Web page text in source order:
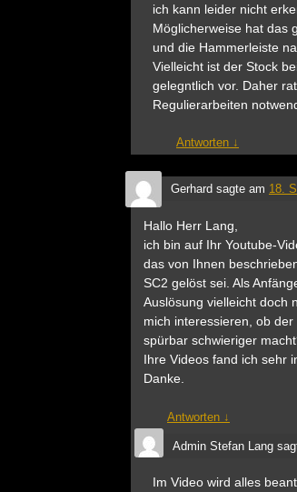
ich kann leider nicht
Möglicherweise hat das
und die Hammerleiste
Vielleicht ist der Stock
gelegntlich vor. Daher
Regulierarbeiten
Antworten ↓
Gerhard sagte am 18.
Hallo Herr Lang,
ich bin auf Ihr Youtube-
das von Ihnen
SC2 gelöst sei. Als
Auslösung vielleicht doch
mich interessieren, ob
spürbar schwieriger
Ihre Videos fand ich sehr
Danke.
Antworten ↓
Admin Stefan Lang
Im Video wird alles